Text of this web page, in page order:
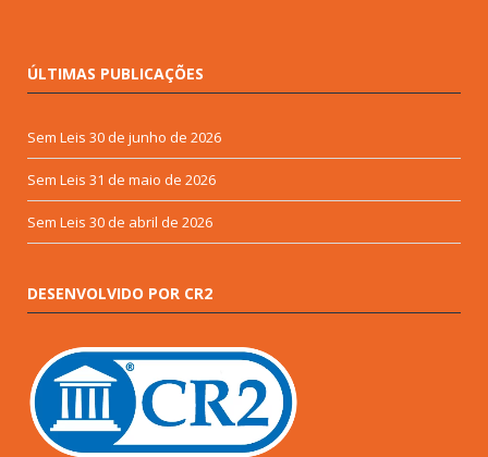
ÚLTIMAS PUBLICAÇÕES
Sem Leis 30 de junho de 2026
Sem Leis 31 de maio de 2026
Sem Leis 30 de abril de 2026
DESENVOLVIDO POR CR2